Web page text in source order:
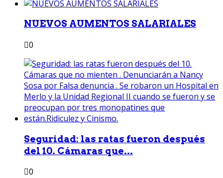
NUEVOS AUMENTOS SALARIALES
0
Seguridad: las ratas fueron después
del 10. Cámaras que...
0